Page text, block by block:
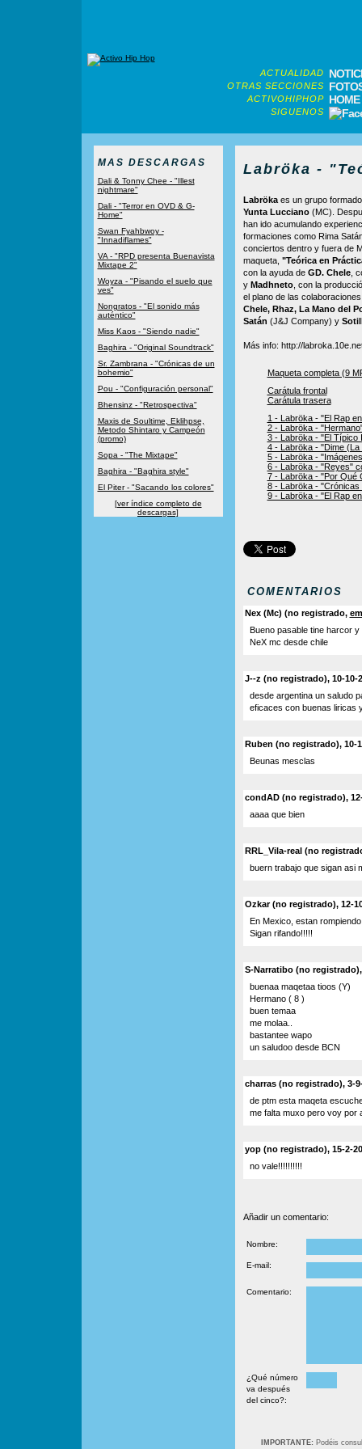
ACTUALIDAD
OTRAS SECCIONES
ACTIVOHIPHOP HOME
SIGUENOS
MAS DESCARGAS
Dali & Tonny Chee - "Illest
nightmare"
Dali - "Terror en OVD & G-
Home"
Swan Fyahbwoy -
"Innadiflames"
VA - "RPD presenta Buenavista
Mixtape 2"
Woyza - "Pisando el suelo que
ves"
Nongratos - "El sonido más
auténtico"
Miss Kaos - "Siendo nadie"
Baghira - "Original Soundtrack"
Sr. Zambrana - "Crónicas de un
bohemio"
Pou - "Configuración personal"
Bhensinz - "Retrospectiva"
Maxis de Soultime, Eklihpse,
Metodo Shintaro y Campeón
(promo)
Sopa - "The Mixtape"
Baghira - "Baghira style"
El Piter - "Sacando los colores"
[ver índice completo de
descargas]
Labröka -
Labrökaes un grupo
Yunta Lucciano(MC).
han ido acumulando
formaciones como Rima
conciertos dentro y fuera de
maqueta, "Teórica en
con la ayuda de GD. Chele,
y Madhneto, con la
el plano de las
Chele, Rhaz, La Mano del
Satán (J&J Company) y
Más info: http://
Maqueta completa (9
Carátula frontal
Carátula trasera
1 - Labröka - "El Rap
2 - Labröka -
3 - Labröka - "El Típico
4 - Labröka - "Dime (La
5 - Labröka -
6 - Labröka - "Reyes"
7 - Labröka - "Por Qué
8 - Labröka - "Crónicas
9 - Labröka - "El Rap
COMENTARIOS
Nex (Mc) (no registrado,
Bueno pasable tine harcor
NeX mc desde chile
J--z (no registrado), 10-10-
desde argentina un saludo
eficaces con buenas liricas
Ruben (no registrado), 10-
Beunas mesclas
condAD (no registrado),
aaaa que bien
RRL_Vila-real (no
buern trabajo que sigan asi
Ozkar (no registrado), 12-
En Mexico, estan
Sigan rifando!!!!!
S-Narratibo (no registrado),
buenaa maqetaa tioos (Y)
Hermano ( 8 )
buen temaa
me molaa..
bastantee wapo
un saludoo desde BCN
charras (no registrado), 3-
de ptm esta maqeta
me falta muxo pero voy por
yop (no registrado), 15-2-
no vale!!!!!!!!!!
Añadir un comentario:
Nombre:
E-mail:
Comentario:
¿Qué número
va después
del cinco?:
IMPORTANTE: Podéis